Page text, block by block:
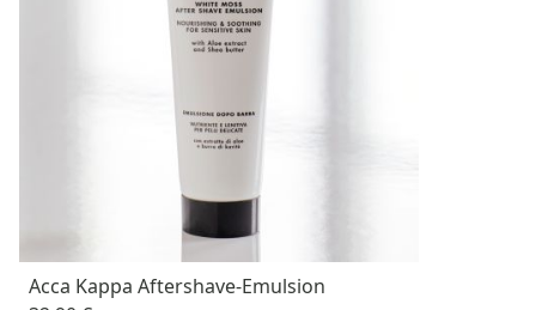
Acca Kappa Aftershave-Emulsion